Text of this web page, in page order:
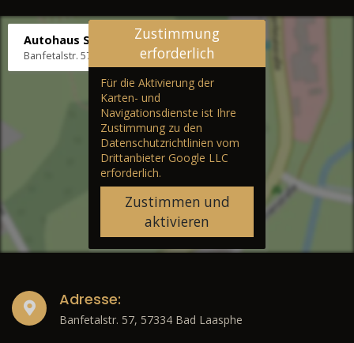
Autohaus Stenger
Banfetalstr. 57, 57334 Bad Laasphe
Zustimmung
erforderlich
Für die Aktivierung der
Karten- und
Navigationsdienste ist Ihre
Zustimmung zu den
Datenschutzrichtlinien vom
Drittanbieter Google LLC
erforderlich.
Zustimmen und
aktivieren
Adresse:
Banfetalstr. 57, 57334 Bad Laasphe